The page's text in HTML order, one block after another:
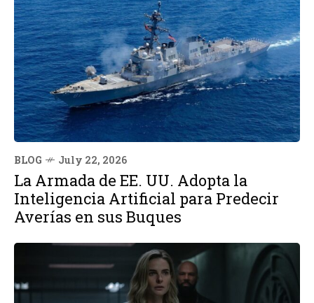
BLOG July 22, 2026
La Armada de EE. UU. Adopta la
Inteligencia Artificial para Predecir
Averías en sus Buques